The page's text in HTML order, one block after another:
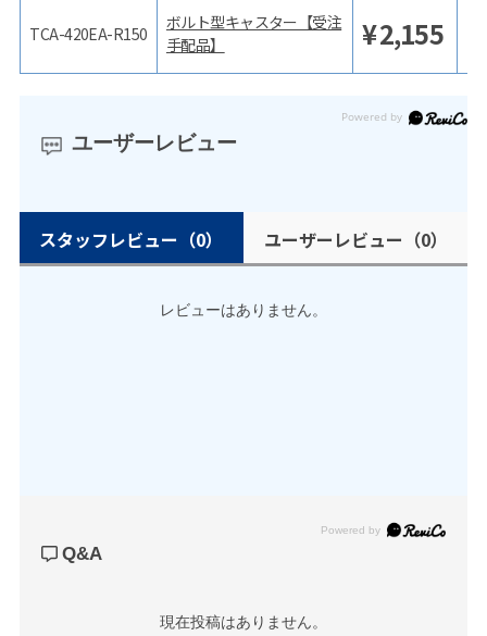
TCA-420EA-R150
ボルト型キャスター【受注
手配品】
¥2,155
ユーザーレビュー
スタッフレビュー （0） ユーザーレビュー （0）
レビューはありません。
Powered by
Q&A
現在投稿はありません。